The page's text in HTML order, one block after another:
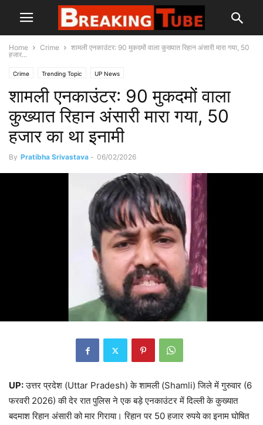
Home Crime
शामली एनकाउंटर: 90 मुकदमों वाला कुख्यात रिहान अंसारी मारा गया, 50
हजार...
Crime Trending Topic UP News
शामली एनकाउंटर: 90 मुकदमों वाला
कुख्यात रिहान अंसारी मारा गया, 50
हजार का था इनामी
By Pratibha Srivastava - 06/02/2026
UP:उत्तर प्रदेश (Uttar Pradesh) के शामली (Shamli) जिले में गुरुवार (6
फरवरी 2026) की देर रात पुलिस ने एक बड़े एनकाउंटर में दिल्ली के कुख्यात
बदमाश रिहान अंसारी को मार गिराया। रिहान पर 50 हजार रुपये का इनाम घोषित